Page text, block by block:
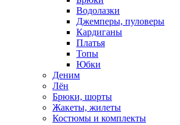
Водолазки
Джемперы, пуловеры
Кардиганы
Платья
Топы
Юбки
Деним
Лён
Брюки, шорты
Жакеты, жилеты
Костюмы и комплекты